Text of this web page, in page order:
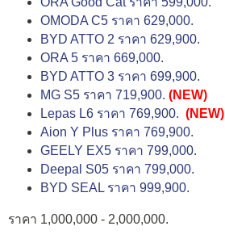
OMODA C5 ราคา 629,000.
BYD ATTO 2 ราคา 629,900.
ORA 5 ราคา 669,000.
BYD ATTO 3 ราคา 699,900.
MG S5 ราคา 719,900. (NEW)
Lepas L6 ราคา 769,900. (NEW)
Aion Y Plus ราคา 769,900.
GEELY EX5 ราคา 799,000.
Deepal S05 ราคา 799,000.
BYD SEAL ราคา 999,900.
ราคา 1,000,000 - 2,000,000.